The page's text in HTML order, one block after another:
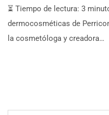
⏳ Tiempo de lectura: 3
dermocosméticas de
la cosmetóloga y creadora…